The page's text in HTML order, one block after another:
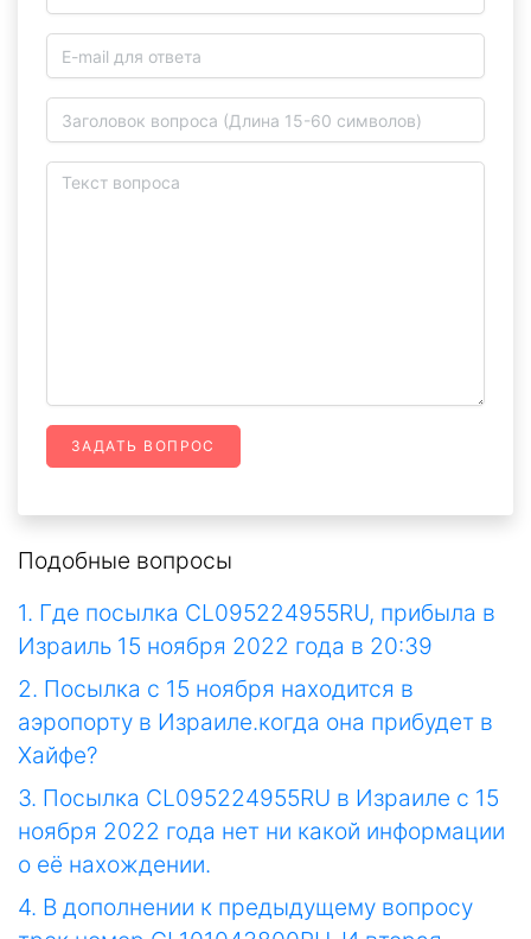
ЗАДАТЬ ВОПРОС
Подобные вопросы
1. Где посылка CL095224955RU, прибыла в
Израиль 15 ноября 2022 года в 20:39
2. Посылка с 15 ноября находится в
аэропорту в Израиле.когда она прибудет в
Хайфе?
3. Посылка CL095224955RU в Израиле с 15
ноября 2022 года нет ни какой информации
о её нахождении.
4. В дополнении к предыдущему вопросу